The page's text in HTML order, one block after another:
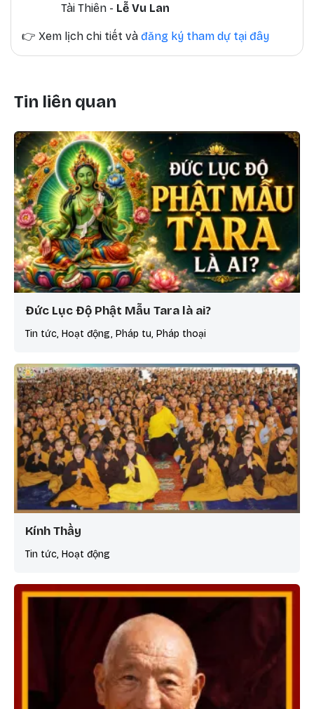
Tài Thiên - Lễ Vu Lan
👉 Xem lịch chi tiết và đăng ký tham dự tại đây
Tin liên quan
Đức Lục Độ Phật Mẫu Tara là ai?
Tin tức, Hoạt động, Pháp tu, Pháp thoại
Kính Thầy
Tin tức, Hoạt động